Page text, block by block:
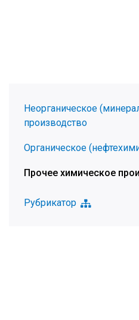
Неорганическое
производство
Органическое
Прочее химическое
Рубрикатор